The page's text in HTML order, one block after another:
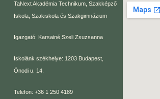
TaNext Akadémia Technikum, Szakképző
Iskola, Szakiskola és Szakgimnázium
Igazgató: Karsainé Szeli Zsuzsanna
Iskolánk székhelye: 1203 Budapest,
Ónodi u. 14.
Telefon: +36 1 250 4189